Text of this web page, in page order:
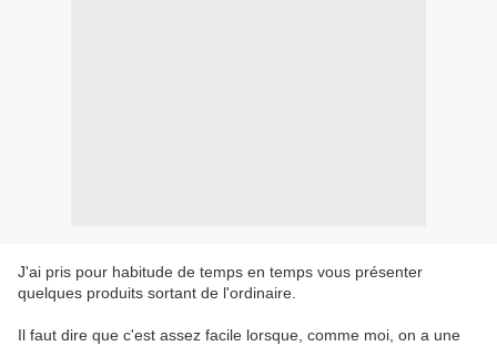
J'ai pris pour habitude de temps en temps vous présenter
quelques produits sortant de l'ordinaire.
Il faut dire que c'est assez facile lorsque, comme moi, on a une